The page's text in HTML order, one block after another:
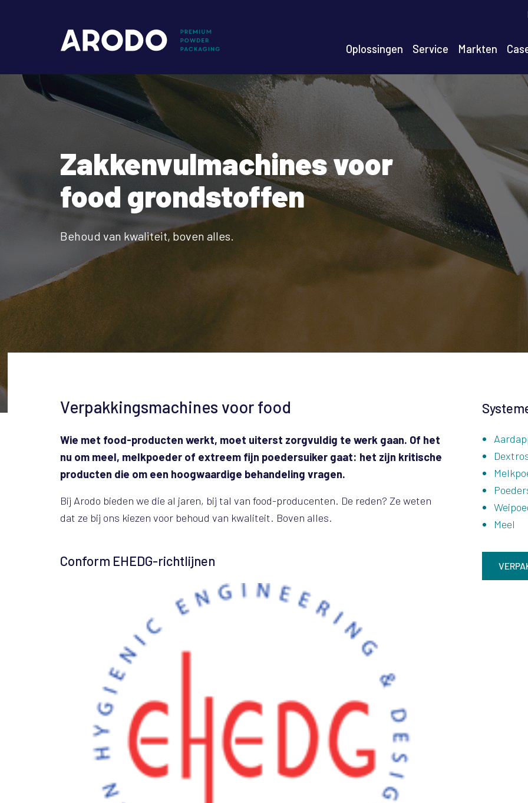
inhoud
navigation
Oplossingen Service Markten
Zakkenvulmachines voor
food grondstoffen
Behoud van kwaliteit, boven alles.
Verpakkingsmachines voor food
Wie met food-producten werkt, moet uiterst zorgvuldig te werk gaan. Of het
nu om meel, melkpoeder of extreem fijn poedersuiker gaat: het zijn kritische
producten die om een hoogwaardige behandeling vragen.
Bij Arodo bieden we die al jaren, bij tal van food-producenten. De reden? Ze weten
dat ze bij ons kiezen voor behoud van kwaliteit. Boven alles.
Conform EHEDG-richtlijnen
Meel